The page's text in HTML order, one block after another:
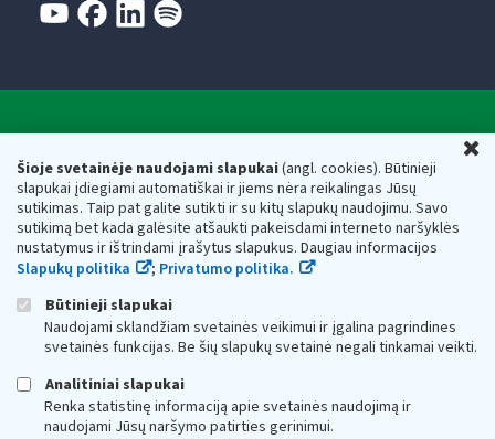
Šioje svetainėje naudojami slapukai(angl. cookies). Būtinieji
slapukai įdiegiami automatiškai ir jiems nėra reikalingas Jūsų
sutikimas. Taip pat galite sutikti ir su kitų slapukų naudojimu. Savo
sutikimą bet kada galėsite atšaukti pakeisdami interneto naršyklės
nustatymus ir ištrindami įrašytus slapukus. Daugiau informacijos
Slapukų politika
; Privatumo politika.
Būtinieji slapukai
Naudojami sklandžiam svetainės veikimui ir įgalina pagrindines
svetainės funkcijas. Be šių slapukų svetainė negali tinkamai veikti.
Analitiniai slapukai
Renka statistinę informaciją apie svetainės naudojimą ir
naudojami Jūsų naršymo patirties gerinimui.
Respublikos finansų ministerijos
Biudžetinė įstaiga. Juridinio asmens kodas — 188659752,
adresas: Vasario 16-osios g. 14, 01107 Vilnius, Lietuva, el.paštas:
vmi@vmi.lt, E. pristatymo dėžutės adresas 188659752
Duomenys apie Valstybinę mokesčių inspekciją prie Lietuvos
Respublikos finansų ministerijos kaupiami ir saugomi Juridinių